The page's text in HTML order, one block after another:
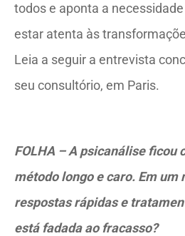
todos e aponta a
estar atenta às
Leia a seguir a entrevista
seu consultório, em Paris.
FOLHA – A psicanálise ficou
método longo e caro. Em um
respostas rápidas e
está fadada ao fracasso?